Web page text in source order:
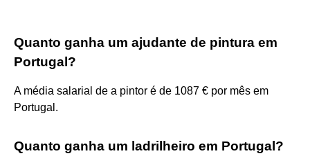
Quanto ganha um ajudante de pintura em
Portugal?
A média salarial de a pintor é de 1087 € por mês em
Portugal.
Quanto ganha um ladrilheiro em Portugal?